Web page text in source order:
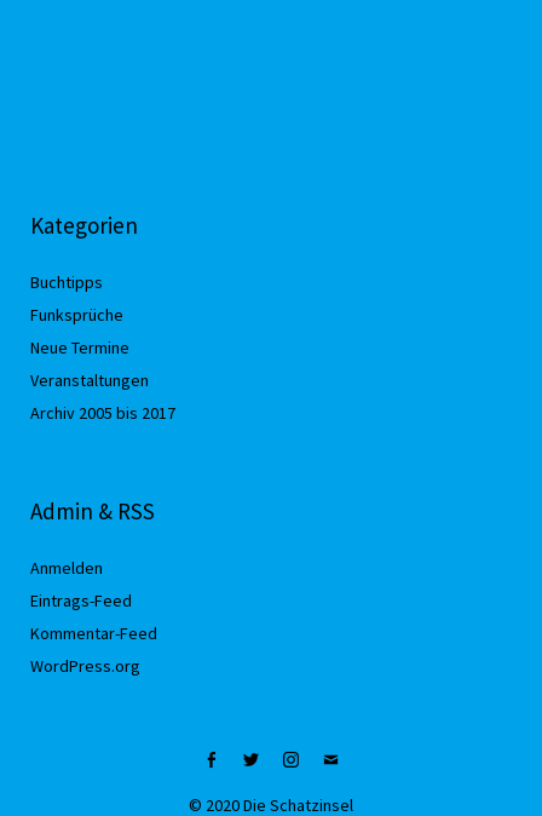
Kategorien
Buchtipps
Funksprüche
Neue Termine
Veranstaltungen
Archiv 2005 bis 2017
Admin & RSS
Anmelden
Eintrags-Feed
Kommentar-Feed
WordPress.org
Facebook
TwitterInstagram
Mail
© 2020 Die Schatzinsel